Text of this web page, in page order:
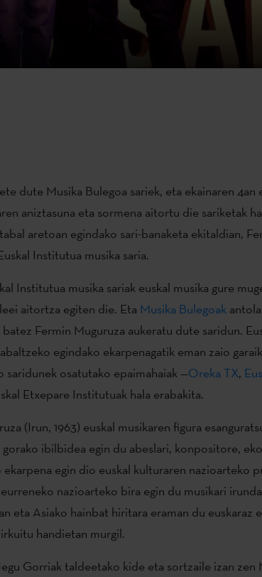
dute Musika Bulegoa sariek, eta ekainaren 4an
aniztasuna eta sormena aitortu die sariketak
aretoan egindako sari-banaketa ekitaldian,
Institutua musika saria.
Institutua musika sariak euskal musika gure
aitortza egiten die. Eta Musika Bulegoak
Fermin Muguruza aukeratu dute saridun.
egindako ekarpenagatik eman zaio
saridunek osatutako epaimahaiak —Oreka TX,
Etxepare Institutuak hala erabakita.
(Irun, 1963) euskal musikaren figura
ibilbidea egin du abeslari, konpositore,
egin dio euskal kulturaren nazioarteko
nazioarteko bira egin du musikari
eta Asiako hainbat hiritara eraman du euskaraz
handietan murgil.
Gorriak taldeetako kide eta sortzaile izan zen